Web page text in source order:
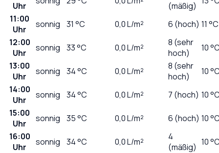
Uhr
(mäßig)
11:00
Uhr
sonnig 31 °C 0,0L/m² 6 (hoch) 11 °C
12:00
Uhr
sonnig 33°C 0,0L/m²
8 (sehr
hoch)
10
13:00
Uhr
sonnig 34°C 0,0L/m²
8 (sehr
hoch)
10
14:00
Uhr
sonnig 34°C 0,0L/m² 7 (hoch) 10
15:00
Uhr
sonnig 35°C 0,0L/m² 6 (hoch) 10
16:00
Uhr
sonnig 34°C 0,0L/m²
4
(mäßig) 10